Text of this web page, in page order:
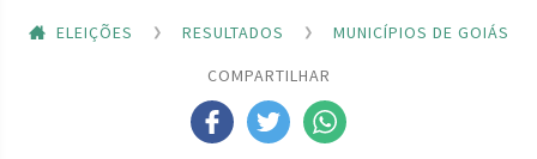
ELEIÇÕES RESULTADOS
MUNICÍPIOS DE GOIÁS
COMPARTILHAR